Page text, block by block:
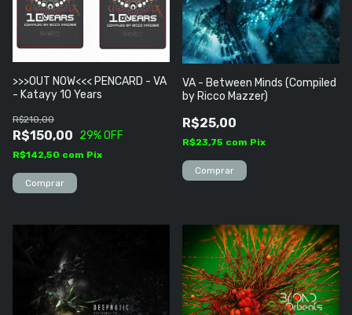
>>>OUT NOW<<< PENCARD - VA
- Katayy 10 Years
R$150,00
R$210,00
29% OFF
R$142,50 com Pix
VA - Between Minds (Compiled
by Ricco Mazzer)
R$25,00
R$23,75 com Pix